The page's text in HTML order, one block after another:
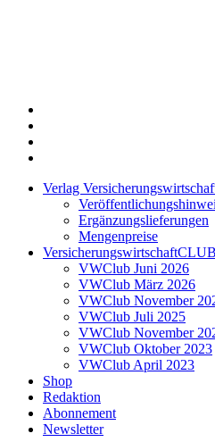
Verlag
Ergänzungslieferungen
Mengenpreise
VWClub Juni 2026
VWClub März 2026
VWClub November
VWClub Juli 2025
VWClub November
VWClub Oktober 2023
VWClub April 2023
Shop
Redaktion
Abonnement
Newsletter